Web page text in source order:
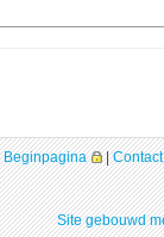
Beginpagina |Contact
Site gebouwd